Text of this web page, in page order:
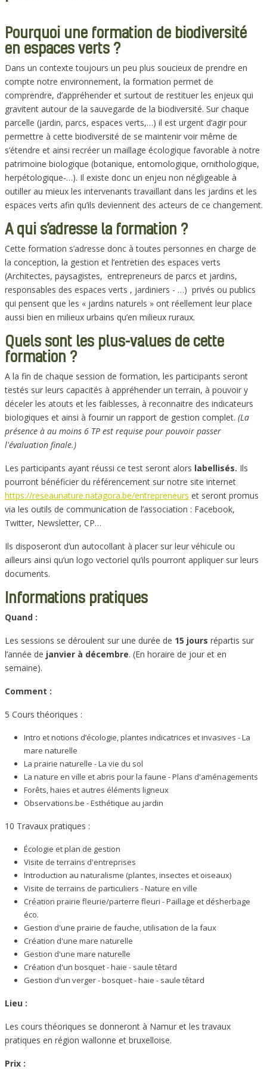
Pourquoi une formation de biodiversité
en espaces verts ?
Dans un contexte toujours un peu plus soucieux de prendre en
compte notre environnement, la formation permet de
comprendre, d’appréhender et surtout de restituer les enjeux qui
gravitent autour de la sauvegarde de la biodiversité. Sur chaque
parcelle (jardin, parcs, espaces verts,…) il est urgent d’agir pour
permettre à cette biodiversité de se maintenir voir même de
s’étendre et ainsi recréer un maillage écologique favorable à notre
patrimoine biologique (botanique, entomologique, ornithologique,
herpétologique-…). Il existe donc un enjeu non négligeable à
outiller au mieux les intervenants travaillant dans les jardins et les
espaces verts afin qu’ils deviennent des acteurs de ce changement.
A qui s’adresse la formation ?
Cette formation s’adresse donc à toutes personnes en charge de
la conception, la gestion et l’entretien des espaces verts
(Architectes, paysagistes, entrepreneurs de parcs et jardins,
responsables des espaces verts , jardiniers - …) privés ou publics
qui pensent que les « jardins naturels » ont réellement leur place
aussi bien en milieux urbains qu’en milieux ruraux.
Quels sont les plus-values de cette
formation ?
A la fin de chaque session de formation, les participants seront
testés sur leurs capacités à appréhender un terrain, à pouvoir y
déceler les atouts et les faiblesses, à reconnaitre des indicateurs
biologiques et ainsi à fournir un rapport de gestion complet. (La
présence à au moins 6 TP est requise pour pouvoir passer
l'évaluation finale.)
Les participants ayant réussi ce test seront alors labellisés. Ils
pourront bénéficier du référencement sur notre site internet
https://reseaunature.natagora.be/entrepreneurs et seront promus
via les outils de communication de l’association : Facebook,
Twitter, Newsletter, CP…
Ils disposeront d’un autocollant à placer sur leur véhicule ou
ailleurs ainsi qu’un logo vectoriel qu’ils pourront appliquer sur leurs
documents.
Informations pratiques
Quand :
Les sessions se déroulent sur une durée de 15 jours répartis sur
l’année de janvier à décembre. (En horaire de jour et en
semaine).
Comment :
5 Cours théoriques :
Intro et notions d’écologie, plantes indicatrices et invasives - La
mare naturelle
La prairie naturelle - La vie du sol
La nature en ville et abris pour la faune - Plans d'aménagements
Forêts, haies et autres éléments ligneux
Observations.be - Esthétique au jardin
10 Travaux pratiques :
Écologie et plan de gestion
Visite de terrains d'entreprises
Introduction au naturalisme (plantes, insectes et oiseaux)
Visite de terrains de particuliers - Nature en ville
Création prairie fleurie/parterre fleuri - Paillage et désherbage
éco.
Gestion d'une prairie de fauche, utilisation de la faux
Création d'une mare naturelle
Gestion d'une mare naturelle
Création d'un bosquet - haie - saule têtard
Gestion d'un verger - bosquet - haie - saule têtard
Lieu :
Les cours théoriques se donneront à Namur et les travaux
pratiques en région wallonne et bruxelloise.
Prix :